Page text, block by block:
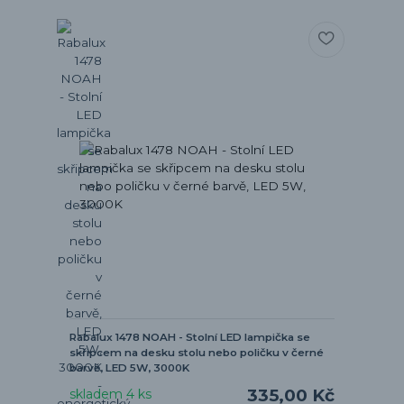
Rabalux 1478 NOAH - Stolní LED lampička se
skřipcem na desku stolu nebo poličku v černé
barvě, LED 5W, 3000K
335,00 Kč
skladem 4 ks